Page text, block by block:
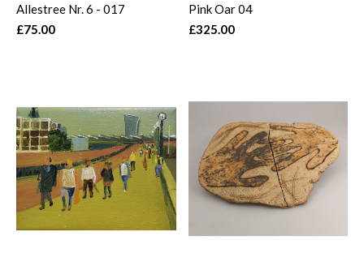
Allestree Nr. 6 - 017
£75.00
Pink Oar 04
£325.00